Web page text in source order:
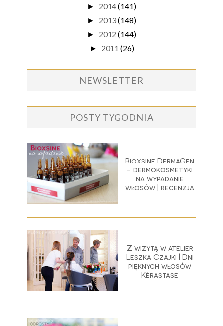
► 2014(141)
► 2013(148)
► 2012 (144)
► 2011 (26)
NEWSLETTER
POSTY TYGODNIA
Bioxsine DermaGen
- dermokosmetyki
na wypadanie
włosów | recenzja
Z wizytą w atelier
Leszka Czajki | Dni
pięknych włosów
Kérastase